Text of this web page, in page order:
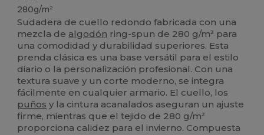
280g/m²
Sudadera de cuello redondo fabricada con una
mezcla de algodón ring-spun de 280 g/m² para
una comodidad y durabilidad superiores. Esta
prenda clásica es una base versátil para el estilo
diario o la personalización profesional. Con una
textura suave y un corte moderno, se integra
fácilmente en cualquier armario. El cuello, los
puños y la cintura acanalados aseguran un ajuste
firme, mientras que el tejido de 280 g/m²
proporciona calidez para el invierno. Compuesta